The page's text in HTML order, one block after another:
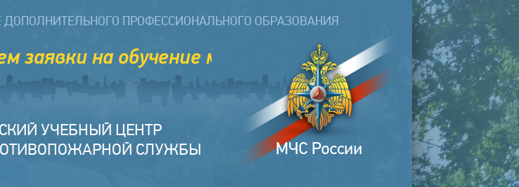
ПРОФЕССИОНАЛЬНОГО ОБРАЗОВАНИЯ
на обучение мерам пожарной безопасности от
УЧЕБНЫЙ ЦЕНТР
СЛУЖБЫ